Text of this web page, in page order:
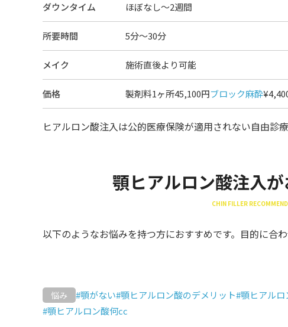
ダウンタイム ほぼなし〜2週間
所要時間 5分～30分
メイク 施術直後より可能
価格 製剤料1ヶ所45,100円ブロック麻酔
ヒアルロン酸注入は公的医療保険が適用されない自由診療
顎ヒアルロン酸注入
CHIN FILLER RECOMMEND
以下のようなお悩みを持つ方におすすめです。目的に合
悩み #顎がない#顎ヒアルロン酸のデメリット#顎ヒアルロ
#顎ヒアルロン酸何cc